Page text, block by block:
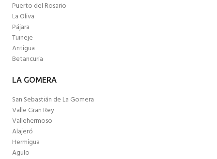
Puerto del Rosario
La Oliva
Pájara
Tuineje
Antigua
Betancuria
LA GOMERA
San Sebastián de La Gomera
Valle Gran Rey
Vallehermoso
Alajeró
Hermigua
Agulo